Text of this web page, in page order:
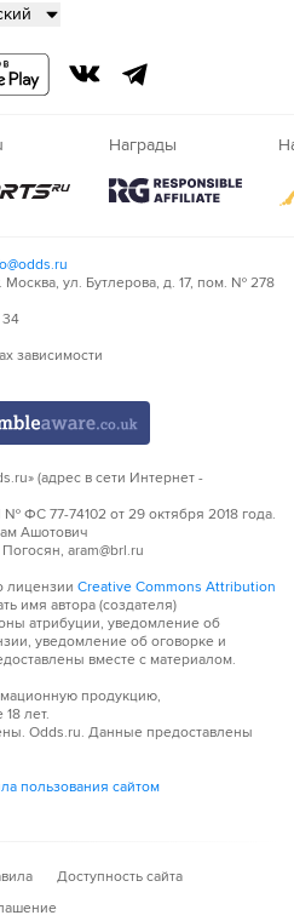
Награды
Москва, ул. Бутлерова, д. 17, пом. № 278
34
зависимости
(адрес в сети Интернет -
ФС 77-74102 от 29 октября 2018 года.
Ашотович
aram@brl.ru
лицензии Creative Commons Attribution
имя автора (создателя)
атрибуции, уведомление об
уведомление об оговорке и
вместе с материалом.
продукцию,
лет.
Odds.ru. Данные предоставлены
пользования сайтом
Доступность сайта